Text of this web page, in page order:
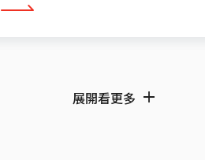
看更多
展開看更多